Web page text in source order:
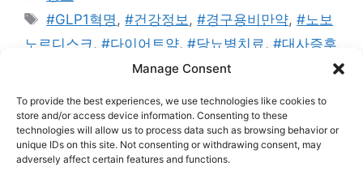
Manage Consent
To provide the best experiences, we use technologies like cookies to
store and/or access device information. Consenting to these
technologies will allow us to process data such as browsing behavior or
unique IDs on this site. Not consenting or withdrawing consent, may
adversely affect certain features and functions.
테
리
태
그
#GLP1혁명 ,#건강정보 ,#경구용비만약,#노보
노르디스크, #다이어트약, #당뇨병치료, #대사증후
#비만치료제,#애드센스통과
렌드,#젭바운드
댓글 남기기